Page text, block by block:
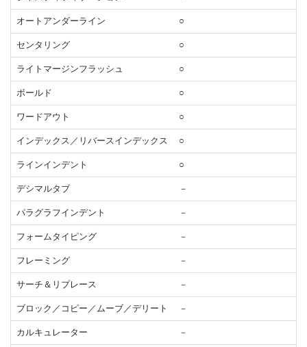
オートアンダーライン ○
センタリング ○
ライトマージンフラッシュ ○
ボールド ○
ワードアウト ○
インデックス／リバースインデックス ○
ラインインデント ○
デシマルタブ －
パラグラフインデント －
フォームタイピング －
フレーミング －
サーチ＆リプレース －
ブロック／コピー／ムーブ／デリート －
カルキュレーター －